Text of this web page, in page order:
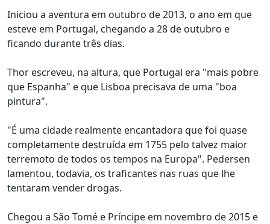
Iniciou a aventura em outubro de 2013, o ano em que
esteve em Portugal, chegando a 28 de outubro e
ficando durante três dias.
Thor escreveu, na altura, que Portugal era "mais pobre
que Espanha" e que Lisboa precisava de uma "boa
pintura".
"É uma cidade realmente encantadora que foi quase
completamente destruída em 1755 pelo talvez maior
terremoto de todos os tempos na Europa". Pedersen
lamentou, todavia, os traficantes nas ruas que lhe
tentaram vender drogas.
Chegou a São Tomé e Príncipe em novembro de 2015 e